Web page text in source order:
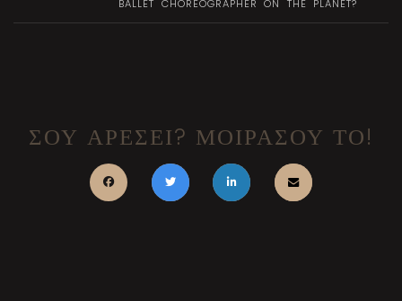
BALLET CHOREOGRAPHER ON THE PLANET?
ΣΟΥ ΑΡΕΣΕΙ? ΜΟΙΡΑΣΟΥ ΤΟ!